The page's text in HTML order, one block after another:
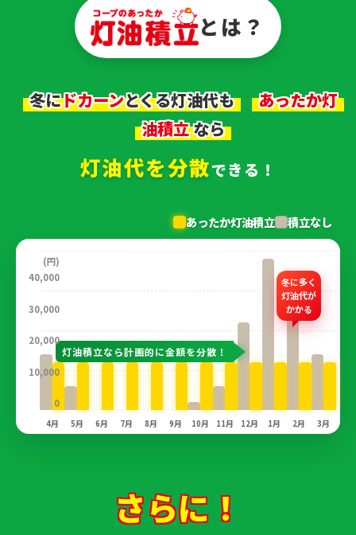
とは？
冬にドカーンとくる灯油代も
あったか灯
油積立なら
灯油代を分散できる！
あったか灯油積立 積立なし
(円)
40,000
30,000
20,000
10,000
0
灯油積立なら計画的に金額を分散！
冬に多く
灯油代が
かかる
4月 5月 6月 7月 8月 9月 10月 11月 12月 1月 2月 3月
さらに！